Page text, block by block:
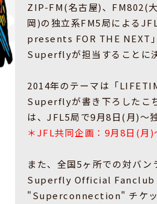
ZIP-FM(名古屋)、FM802(
岡)の独立系FM5局による
presents FOR THE NEXT
Superflyが担当することに
2014年のテーマは「
Superflyが書き下ろしたこ
は、JFL5局で9月8日(月)～
＊JFL共同企画：9月8日(月
また、全国5ヶ所での対バン
Superfly Official Fanclub
"Superconnection" チケッ